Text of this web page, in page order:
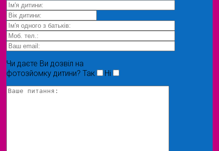
Чи даєте Ви дозвіл на
фотозйомку дитини? Так Ні